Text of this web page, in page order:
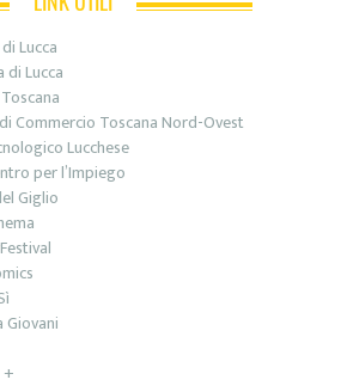
Lucca
di Lucca
Commercio Toscana Nord-Ovest
Lucchese
per l’Impiego
Giglio
Giovani